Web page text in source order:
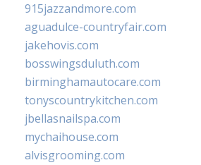
915jazzandmore.com
aguadulce-countryfair.com
jakehovis.com
bosswingsduluth.com
birminghamautocare.com
tonyscountrykitchen.com
jbellasnailspa.com
mychaihouse.com
alvisgrooming.com